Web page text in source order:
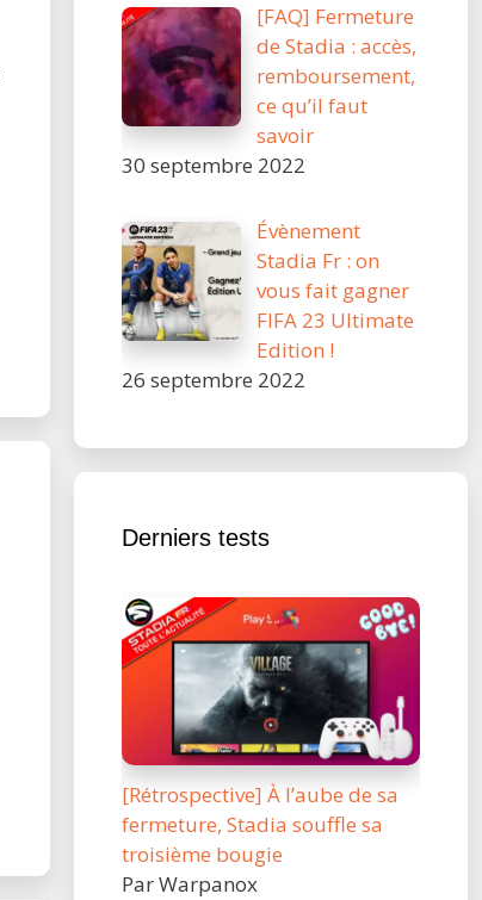
[FAQ] Fermeture
de Stadia : accès,
remboursement,
ce qu’il faut
savoir
30 septembre 2022
Évènement
Stadia Fr : on
vous fait gagner
FIFA 23 Ultimate
Edition !
26 septembre 2022
Derniers tests
[Rétrospective] À l’aube de sa
fermeture, Stadia souffle sa
troisième bougie
Par Warpanox